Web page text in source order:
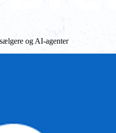
og AI-agenter